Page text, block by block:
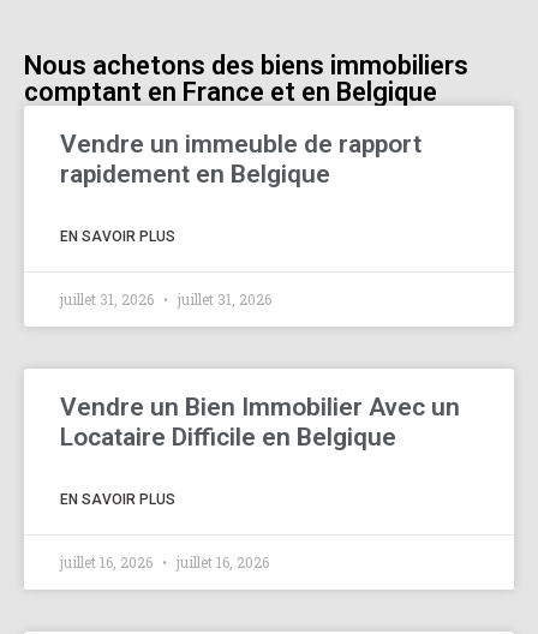
Nous achetons des biens immobiliers
comptant en France et en Belgique
Vendre un immeuble de rapport
rapidement en Belgique
EN SAVOIR PLUS
juillet 31, 2026 juillet 31, 2026
Vendre un Bien Immobilier Avec un
Locataire Difficile en Belgique
EN SAVOIR PLUS
juillet 16, 2026 juillet 16, 2026